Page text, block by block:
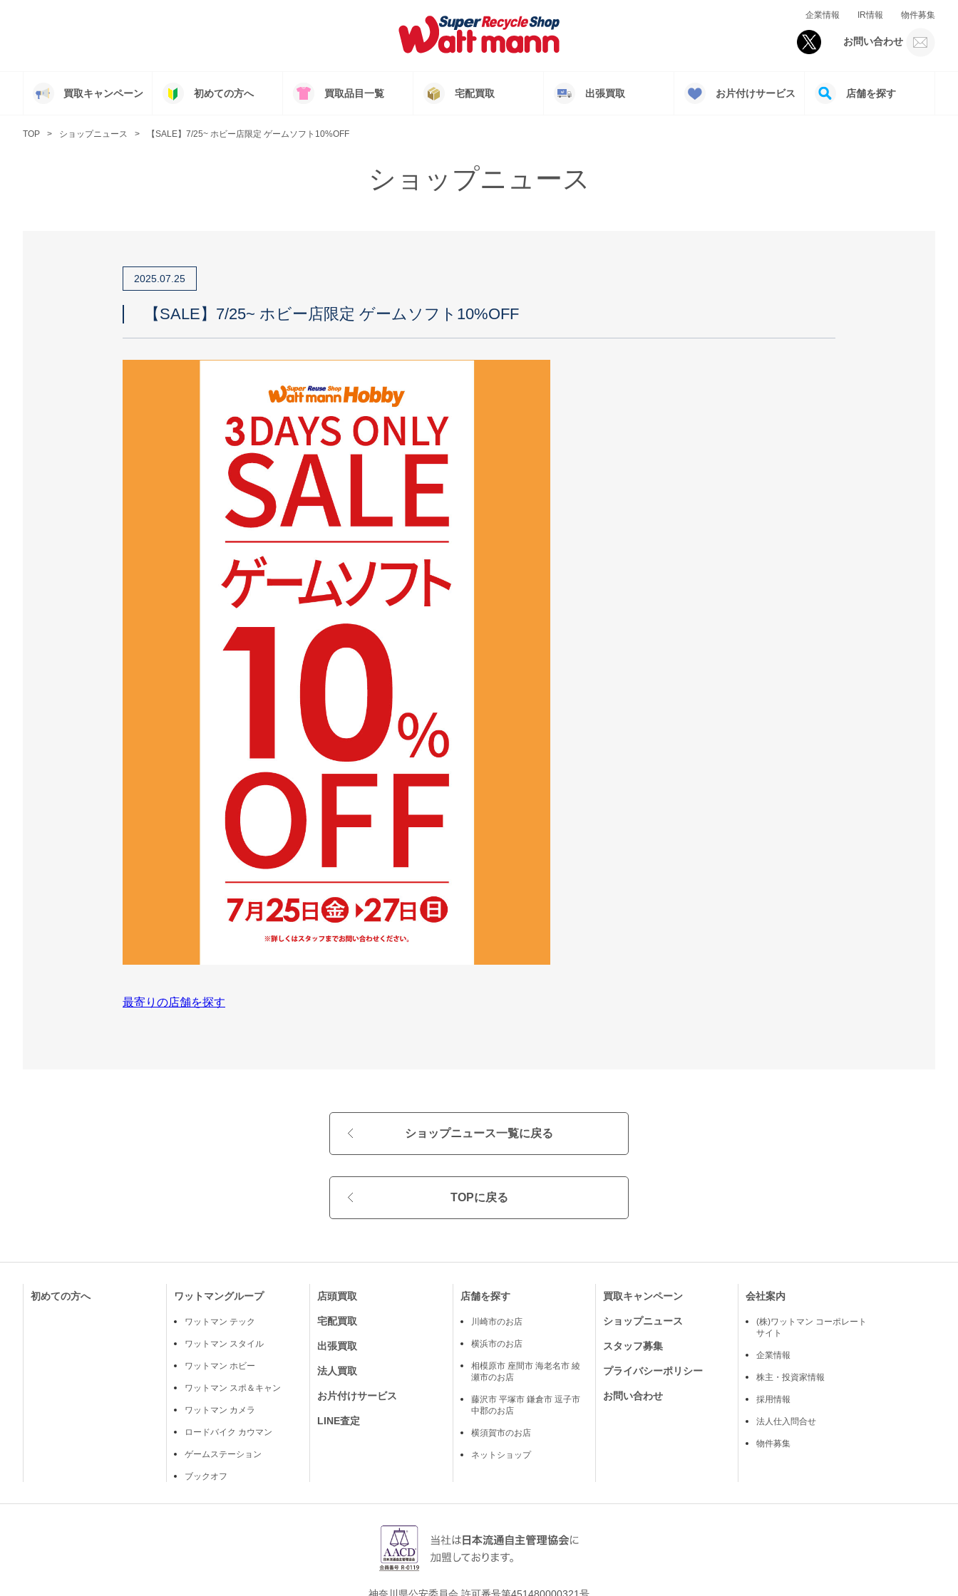
お問い合わせ
企業情報 IR情報 物件募集
買取キャンペーン 初めての方へ 買取品目一覧 宅配買取 出張買取 お片付けサービス 店舗を探す
TOP ショップニュース 【SALE】7/25~ ホビー店限定 ゲームソフト10%OFF
ショップニュース
2025.07.25
【SALE】7/25~ ホビー店限定 ゲームソフト10%OFF
最寄りの店舗を探す
ショップニュース一覧に戻る
TOPに戻る
初めての方へ ワットマングループ
ワットマン テック
ワットマン スタイル
ワットマン ホビー
ワットマン スポ＆キャン
ワットマン カメラ
ロードバイク カウマン
ゲームステーション
ブックオフ
店頭買取
宅配買取
出張買取
法人買取
お片付けサービス
LINE査定
店舗を探す
川崎市のお店
横浜市のお店
相模原市 座間市 海老名市 綾
瀬市のお店
藤沢市 平塚市 鎌倉市 逗子市
中郡のお店
横須賀市のお店
ネットショップ
買取キャンペーン
ショップニュース
スタッフ募集
プライバシーポリシー
お問い合わせ
会社案内
(株)ワットマン コーポレート
サイト
企業情報
株主・投資家情報
採用情報
法人仕入問合せ
物件募集